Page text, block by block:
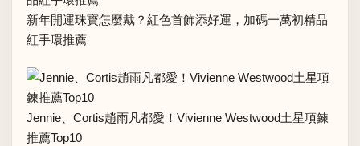
新年開運珠寶怎麼戴？紅色首飾添好運，加碼一萬初精品
紅手環推薦
Jennie、Cortis趙雨凡都愛！Vivienne Westwood土星項鍊
推薦Top10